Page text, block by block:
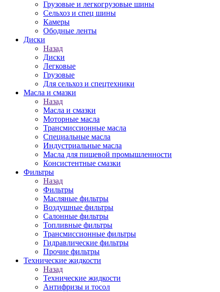
Грузовые и легкогрузовые шины
Сельхоз и спец шины
Камеры
Ободные ленты
Диски
Назад
Диски
Легковые
Грузовые
Для сельхоз и спецтехники
Масла и смазки
Назад
Масла и смазки
Моторные масла
Трансмиссионные масла
Специальные масла
Индустриальные масла
Масла для пищевой промышленности
Консистентные смазки
Фильтры
Назад
Фильтры
Масляные фильтры
Воздушные фильтры
Салонные фильтры
Топливные фильтры
Трансмиссионные фильтры
Гидравлические фильтры
Прочие фильтры
Технические жидкости
Назад
Технические жидкости
Антифризы и тосол